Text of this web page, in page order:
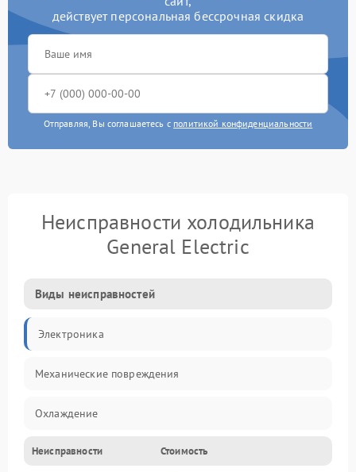
действует персональная бессрочная скидка
Отправляя, Вы соглашаетесь с политикой конфиденциальности
Неисправности холодильника
General Electric
Виды неисправностей
Электроника
Механические повреждения
Охлаждение
Механика
Неисправности Стоимость